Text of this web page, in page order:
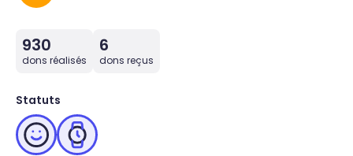
930
dons réalisés
6
dons reçus
Statuts